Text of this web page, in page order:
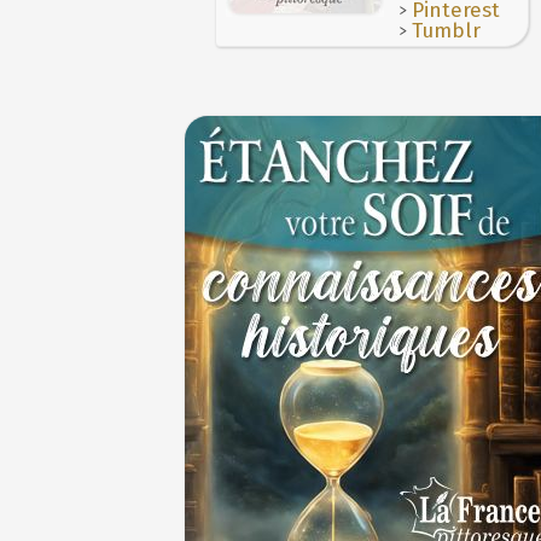
> Pinterest
>Tumblr